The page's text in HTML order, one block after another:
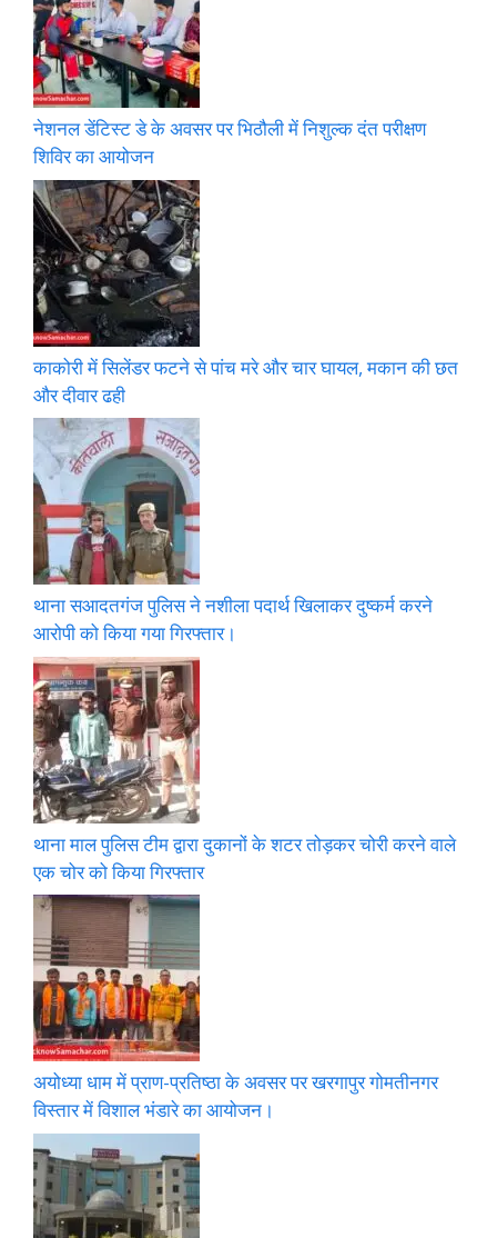
नेशनल डेंटिस्ट डे के अवसर पर भिठौली में निशुल्क दंत परीक्षण
शिविर का आयोजन
काकोरी में सिलेंडर फटने से पांच मरे और चार घायल, मकान की छत
और दीवार ढही
थाना सआदतगंज पुलिस ने नशीला पदार्थ खिलाकर दुष्कर्म करने
आरोपी को किया गया गिरफ्तार।
थाना माल पुलिस टीम द्वारा दुकानों के शटर तोड़कर चोरी करने वाले
एक चोर को किया गिरफ्तार
अयोध्या धाम में प्राण-प्रतिष्ठा के अवसर पर खरगापुर गोमतीनगर
विस्तार में विशाल भंडारे का आयोजन।